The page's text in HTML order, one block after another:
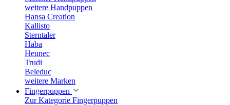
weitere Handpuppen
Hansa Creation
Kallisto
Sterntaler
Haba
Heunec
Trudi
Beleduc
weitere Marken
Fingerpuppen
Zur Kategorie Fingerpuppen